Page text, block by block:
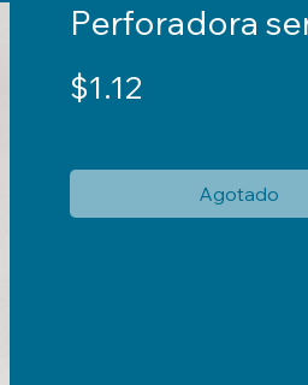
Perforadora
$1.12
Agotado